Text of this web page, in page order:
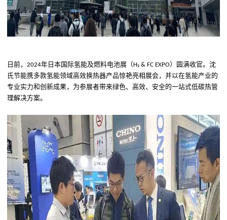
日前，2024年日本国际氢能及燃料电池展（H₂ & FC EXPO）圆满收官。沈
氏节能携多款氢能领域高效换热器产品惊艳亮相 展会，并以在氢能产业的
专业实力和创新成果 ， 为参展者带来绿色、高效、安全的一站式低碳热管
理解决方案。